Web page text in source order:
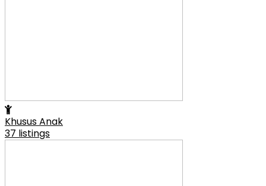
Khusus Anak
37 listings